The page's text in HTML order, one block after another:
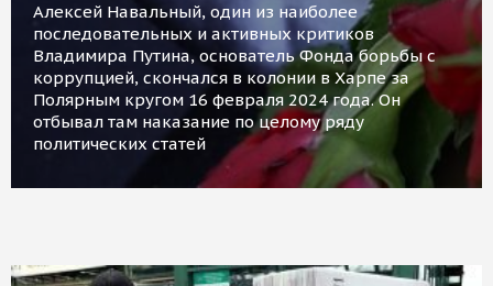
Алексей Навальный, один из наиболее
последовательных и активных критиков
Владимира Путина, основатель Фонда борьбы с
коррупцией, скончался в колонии в Харпе за
Полярным кругом 16 февраля 2024 года. Он
отбывал там наказание по целому ряду
политических статей